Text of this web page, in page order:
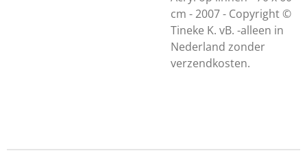
cm - 2007 - Copyright ©
Tineke K. vB. -alleen in
Nederland zonder
verzendkosten.